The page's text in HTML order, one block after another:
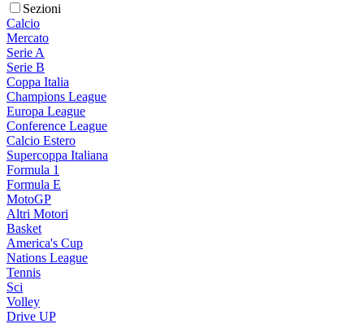
Sezioni
Calcio
Mercato
Serie A
Serie B
Coppa Italia
Champions League
Europa League
Conference League
Calcio Estero
Supercoppa Italiana
Formula 1
Formula E
MotoGP
Altri Motori
Basket
America's Cup
Nations League
Tennis
Sci
Volley
Drive UP